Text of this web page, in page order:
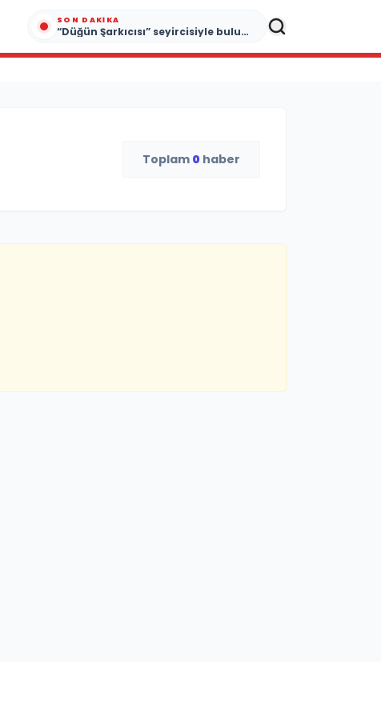
SON DAKIKA
“Düğün Şarkıcısı” seyircisiyle buluşmak için gün sayıyor
Toplam 0 haber